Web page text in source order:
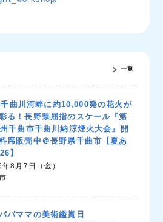
一覧
曲川河畔に約10,000発の花火が
る！長野県屈指のスケール『第
千曲市千曲川納涼煙火大会』開
席販売中＠長野県千曲市【夏あ
】
8月7日（金）
パママの美術鑑賞日